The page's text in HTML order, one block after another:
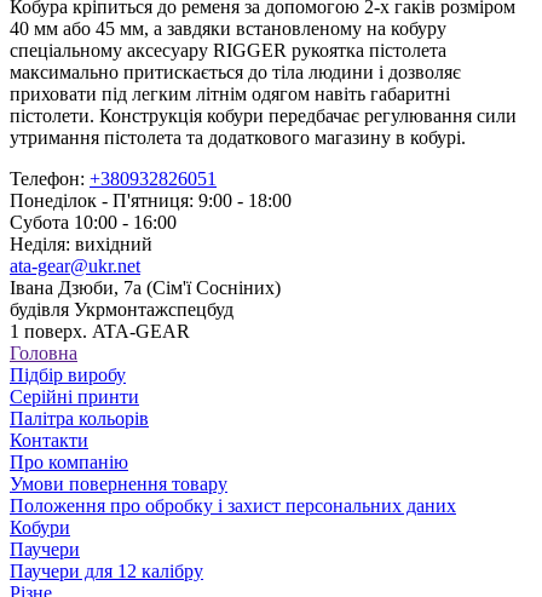
Кобура кріпиться до ременя за допомогою 2-х гаків розміром
40 мм або 45 мм, а завдяки встановленому на кобуру
спеціальному аксесуару RIGGER рукоятка пістолета
максимально притискається до тіла людини і дозволяє
приховати під легким літнім одягом навіть габаритні
пістолети. Конструкція кобури передбачає регулювання сили
утримання пістолета та додаткового магазину в кобурі.
Телефон: +380932826051
Понеділок - П'ятниця: 9:00 - 18:00
Субота 10:00 - 16:00
Неділя: вихідний
ata-gear@ukr.net
Івана Дзюби, 7а (Сім'ї Сосніних)
будівля Укрмонтажспецбуд
1 поверх. ATA-GEAR
Головна
Підбір виробу
Серійні принти
Палітра кольорів
Контакти
Про компанію
Умови повернення товару
Положення про обробку і захист персональних даних
Кобури
Паучери
Паучери для 12 калібру
Різне